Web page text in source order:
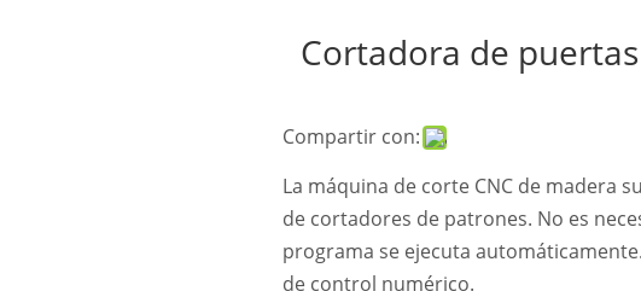
Cortadora de
Compartir con:
La máquina de corte CNC de madera
de cortadores de patrones. No es
programa se ejecuta
de control numérico.